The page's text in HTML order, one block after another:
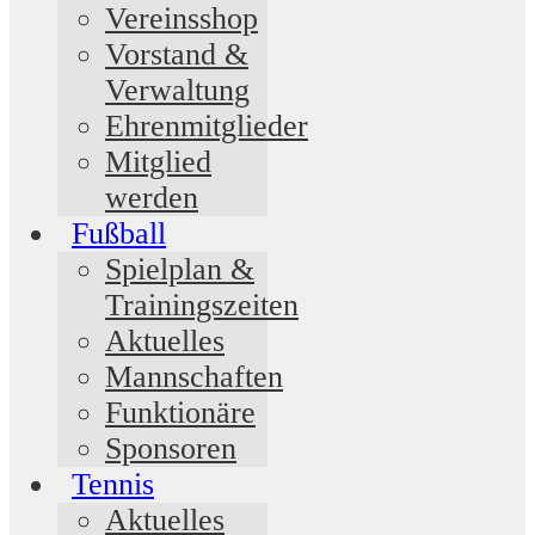
Vereinsshop
Vorstand &
Verwaltung
Ehrenmitglieder
Mitglied
werden
Fußball
Spielplan &
Trainingszeiten
Aktuelles
Mannschaften
Funktionäre
Sponsoren
Tennis
Aktuelles